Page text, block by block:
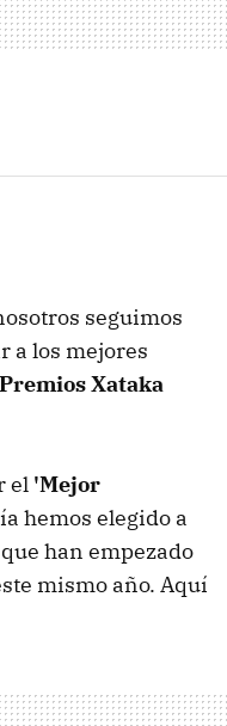
seguimos
a los mejores
Premios Xataka
el 'Mejor
hemos elegido a
han empezado
mismo año. Aquí